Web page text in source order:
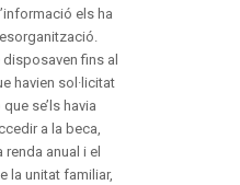
els ha
fins al
havien sol·licitat
se’ls havia
a la beca,
anual i el
la unitat familiar,